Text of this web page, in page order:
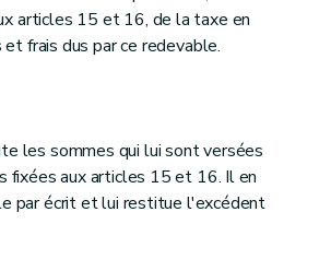
articles 15 et 16, de la taxe en
frais dus par ce redevable.
les sommes qui lui sont versées
fixées aux articles 15 et 16. Il en
par écrit et lui restitue l'excédent